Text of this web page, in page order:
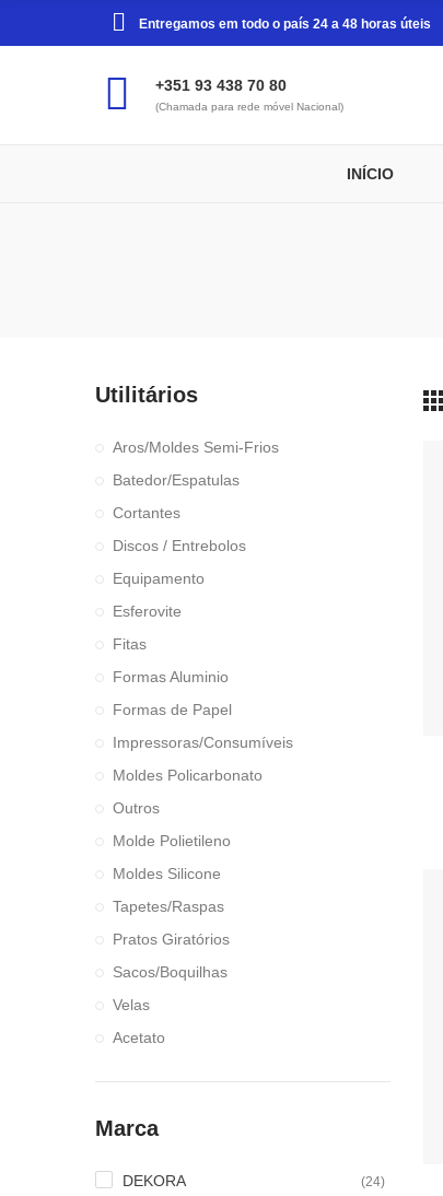
Entregamos em todo o país 24 a 48 horas úteis
+351 93 438 70 80
(Chamada para rede móvel Nacional)
INÍCIO
Utilitários
Aros/Moldes Semi-Frios
Batedor/Espatulas
Cortantes
Discos / Entrebolos
Equipamento
Esferovite
Fitas
Formas Aluminio
Formas de Papel
Impressoras/Consumíveis
Moldes Policarbonato
Outros
Molde Polietileno
Moldes Silicone
Tapetes/Raspas
Pratos Giratórios
Sacos/Boquilhas
Velas
Acetato
Marca
DEKORA (24)